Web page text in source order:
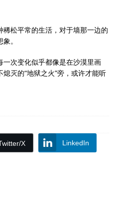
松平常的生活，对于墙那一边的
。
次变化似乎都像是在沙漠里画
灭的“地狱之火”旁，或许才能听
X LinkedIn